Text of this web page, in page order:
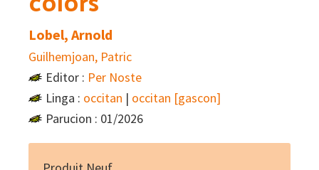
Lobel, Arnold
Guilhemjoan, Patric
Editor : Per Noste
Linga : occitan | occitan [gascon]
Parucion : 01/2026